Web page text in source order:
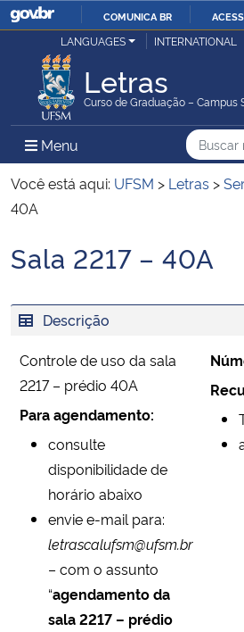
IR
COMUNICA BR
Ministério da Justiça e Segurança Pública
Ministério da Defesa
Ministério das Relações Exteriores
Ministério da Infraestrutura
Ministério da Agricultura, Pecuária e
Ministério da Educação
Ministério da Cidadania
Ministério da Saúde
Ministério da Ciência, Tecnologia, Inovações e
Ministério do Meio Ambiente
LANGUAGES INTERNATIONAL
Letras
Curso de Graduação – Campus
Menu Menu Principal do Sítio
Busca
Busca:
Você está aqui: UFSM > Letras >
40A
Início do conteúdo
Sala 2217 – 40A
Descrição
Controle de uso da sala
2217 – prédio 40A
Para agendamento:
consulte
disponibilidade de
horário abaixo
envie e-mail para:
letrascalufsm@ufsm.br
– com o assunto
“agendamento da
sala 2217 – prédio